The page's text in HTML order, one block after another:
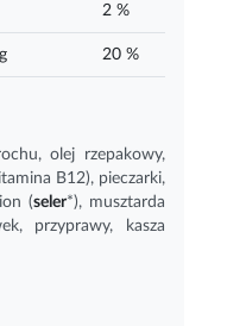
2 %
20 %
olej rzepakowy,
B12), pieczarki,
(seler*), musztarda
przyprawy, kasza